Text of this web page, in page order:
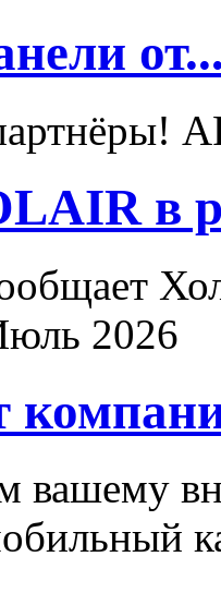
в
2026
вашему